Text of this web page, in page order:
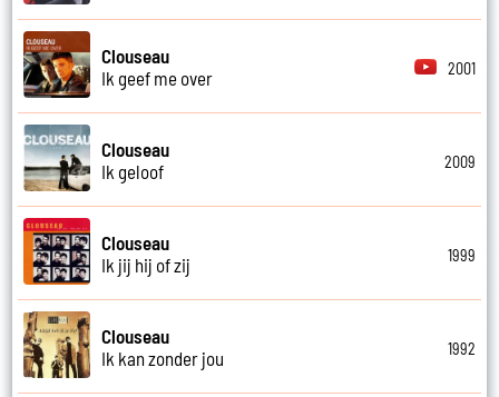
Clouseau
Ik geef me over
2001
Clouseau
Ik geloof
2009
Clouseau
Ik jij hij of zij
1999
Clouseau
Ik kan zonder jou
1992